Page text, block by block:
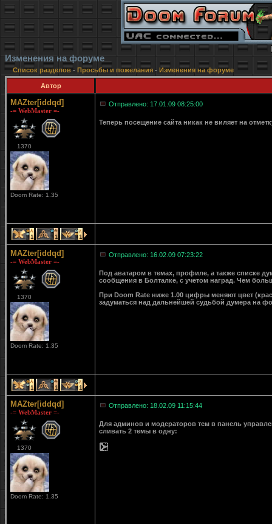
Изменения на форуме
Список разделов- Просьбы и пожелания - Изменения на форуме
Автор
MAZter[iddqd]
-= WebMaster =-
1370
Doom Rate: 1.35
Отправлено: 17.01.09 08:25:00
Теперь посещение сайта никак не виляет на
1 1 1
MAZter[iddqd]
-= WebMaster =-
1370
Doom Rate: 1.35
Отправлено: 16.02.09 07:23:22
Под аватаром в темах, профиле, а также списке
сообщения в Болталке, с учетом наград. Чем
При Doom Rate ниже 1.00 цифры меняют цвет
задуматься над дальнейшей судьбой думера на
1 1 1
MAZter[iddqd]
-= WebMaster =-
1370
Doom Rate: 1.35
Отправлено: 18.02.09 11:15:44
Для админов и модераторов тем в панель
сливать 2 темы в одну: